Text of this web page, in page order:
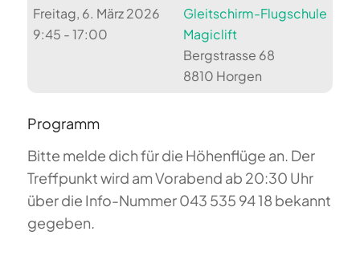
Freitag, 6. März 2026
9:45 - 17:00
Gleitschirm-Flugschule
Magiclift
Bergstrasse 68
8810 Horgen
Programm
Bitte melde dich für die Höhenflüge an. Der
Treffpunkt wird am Vorabend ab 20:30 Uhr
über die Info-Nummer 043 535 94 18 bekannt
gegeben.